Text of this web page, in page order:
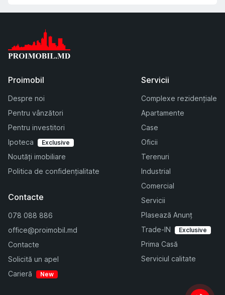
Proimobil
Despre noi
Pentru vânzători
Pentru investitori
Ipoteca
Exclusive
Noutăți imobiliare
Politica de confidențialitate
Servicii
Complexe rezidențiale
Apartamente
Case
Oficii
Terenuri
Industrial
Comercial
Servicii
Plasează Anunț
Trade-IN
Exclusive
Prima Casă
Serviciul calitate
Contacte
078 088 886
office@proimobil.md
Contacte
Solicită un apel
Carieră
New